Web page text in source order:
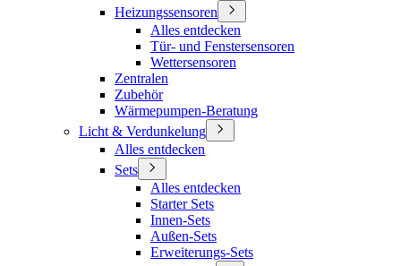
Heizungssensoren
Alles entdecken
Tür- und Fenstersensoren
Wettersensoren
Zentralen
Zubehör
Wärmepumpen-Beratung
Licht & Verdunkelung
Alles entdecken
Sets
Alles entdecken
Starter Sets
Innen-Sets
Außen-Sets
Erweiterungs-Sets